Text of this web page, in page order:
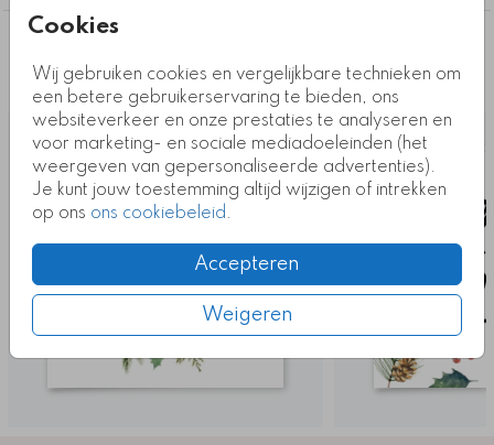
Cookies
Wij gebruiken cookies en vergelijkbare technieken om
een betere gebruikerservaring te bieden, ons
websiteverkeer en onze prestaties te analyseren en
voor marketing- en sociale mediadoeleinden (het
weergeven van gepersonaliseerde advertenties).
Je kunt jouw toestemming altijd wijzigen of intrekken
op ons ons cookiebeleid.
Accepteren
Weigeren
leuk